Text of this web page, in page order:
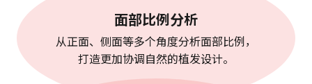
面部比例分析
从正面、侧面等多个角度分析面部比例，
打造更加协调自然的植发设计。